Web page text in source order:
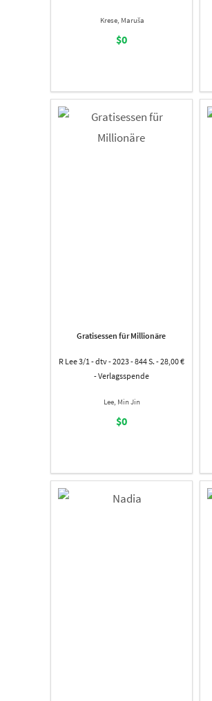
Krese, Maruša
$0
Gratisessen für Millionäre
R Lee 3/1 - dtv - 2023 - 844 S. - 28,00 €
- Verlagsspende
Lee, Min Jin
$0